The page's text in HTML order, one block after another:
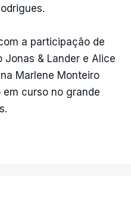
a participação de
& Lander e Alice
Marlene Monteiro
em curso no grande